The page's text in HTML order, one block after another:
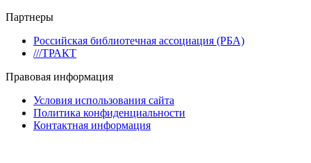
Партнеры
Российская библиотечная ассоциация (РБА)
///ТРАКТ
Правовая информация
Условия использования сайта
Политика конфиденциальности
Контактная информация